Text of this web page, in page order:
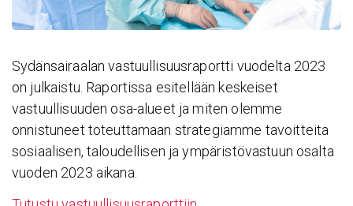
Sydänsairaalan vastuullisuusraportti vuodelta 2023
on julkaistu. Raportissa esitellään keskeiset
vastuullisuuden osa-alueet ja miten olemme
onnistuneet toteuttamaan strategiamme tavoitteita
sosiaalisen, taloudellisen ja ympäristövastuun osalta
vuoden 2023 aikana.